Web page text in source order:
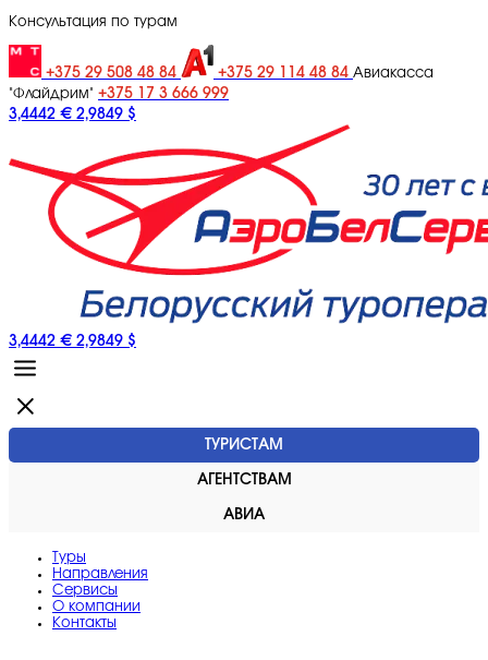
Консультация по турам
+375 29 508 48 84 +375 29 114 48 84 Авиакасса
"Флайдрим" +375 17 3 666 999
3,4442 € 2,9849 $
3,4442 € 2,9849 $
ТУРИСТАМ
АГЕНТСТВАМ
АВИА
Туры
Направления
Сервисы
O компании
Контакты